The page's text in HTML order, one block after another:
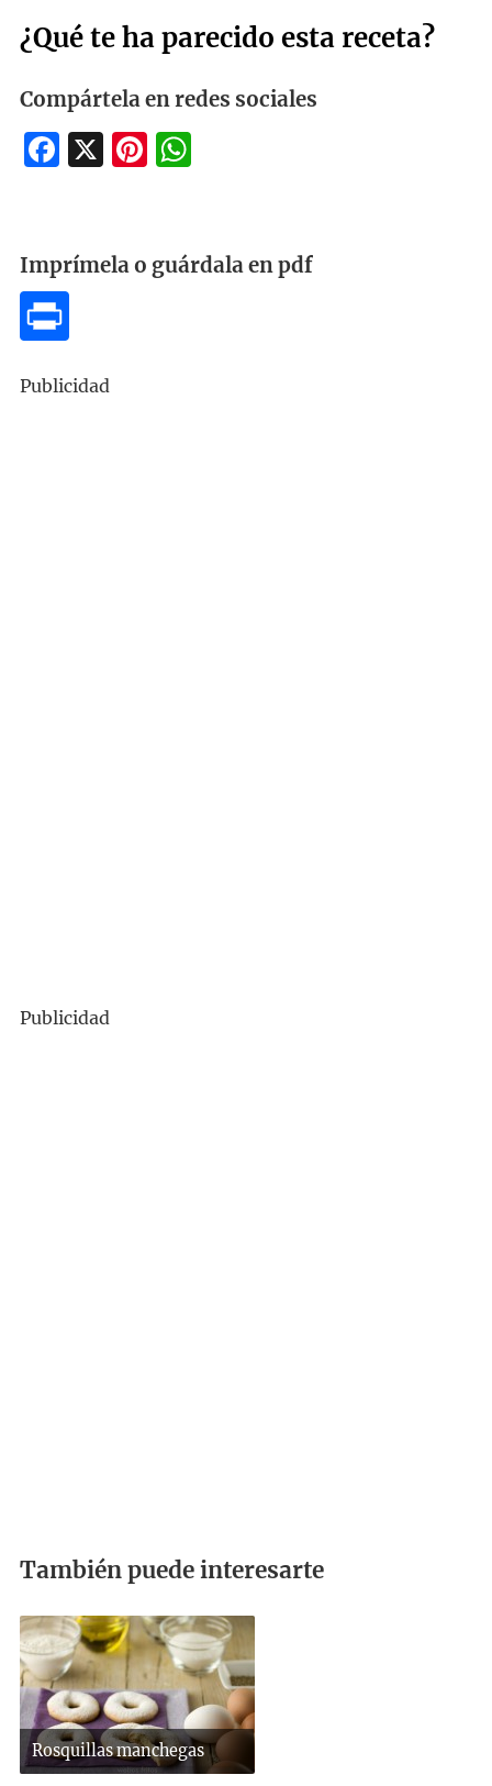
¿Qué te ha parecido esta receta?
Compártela en redes sociales
Facebook
X Pinterest
WhatsApp
Imprímela o guárdala en pdf
Publicidad
Publicidad
También puede interesarte
Rosquillas manchegas